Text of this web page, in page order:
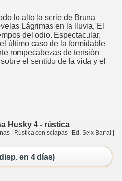
lo alto la serie de Bruna
Lágrimas en la lluvia, El
del odio. Espectacular,
último caso de la formidable
rompecabezas de tensión
el sentido de la vida y el
Husky 4 - rústica
| Rústica con solapas | Ed. Seix Barral |
en 4 días)